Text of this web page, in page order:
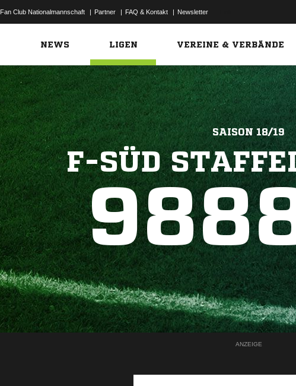
Fan Club Nationalmannschaft | Partner | FAQ & Kontakt | Newsletter
NEWS LIGEN VEREINE & VERBÄNDE
SAISON 18/19
F-SÜD
ANZEIGE